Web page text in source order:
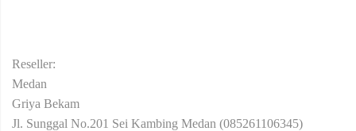
Reseller:
Medan
Griya Bekam
Jl. Sunggal No.201 Sei Kambing Medan (085261106345)